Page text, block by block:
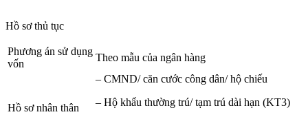
Hồ sơ thủ tục
Phương án sử dụng
vốn
Theo mẫu của ngân hàng
Hồ sơ nhân thân
– CMND/ căn cước công dân/ hộ chiếu
– Hộ khẩu thường trú/ tạm trú dài hạn (KT3)